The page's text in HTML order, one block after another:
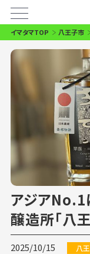
イマタマTOP 八王子市
アジアNo.1
醸造所「八
2025/10/15 八